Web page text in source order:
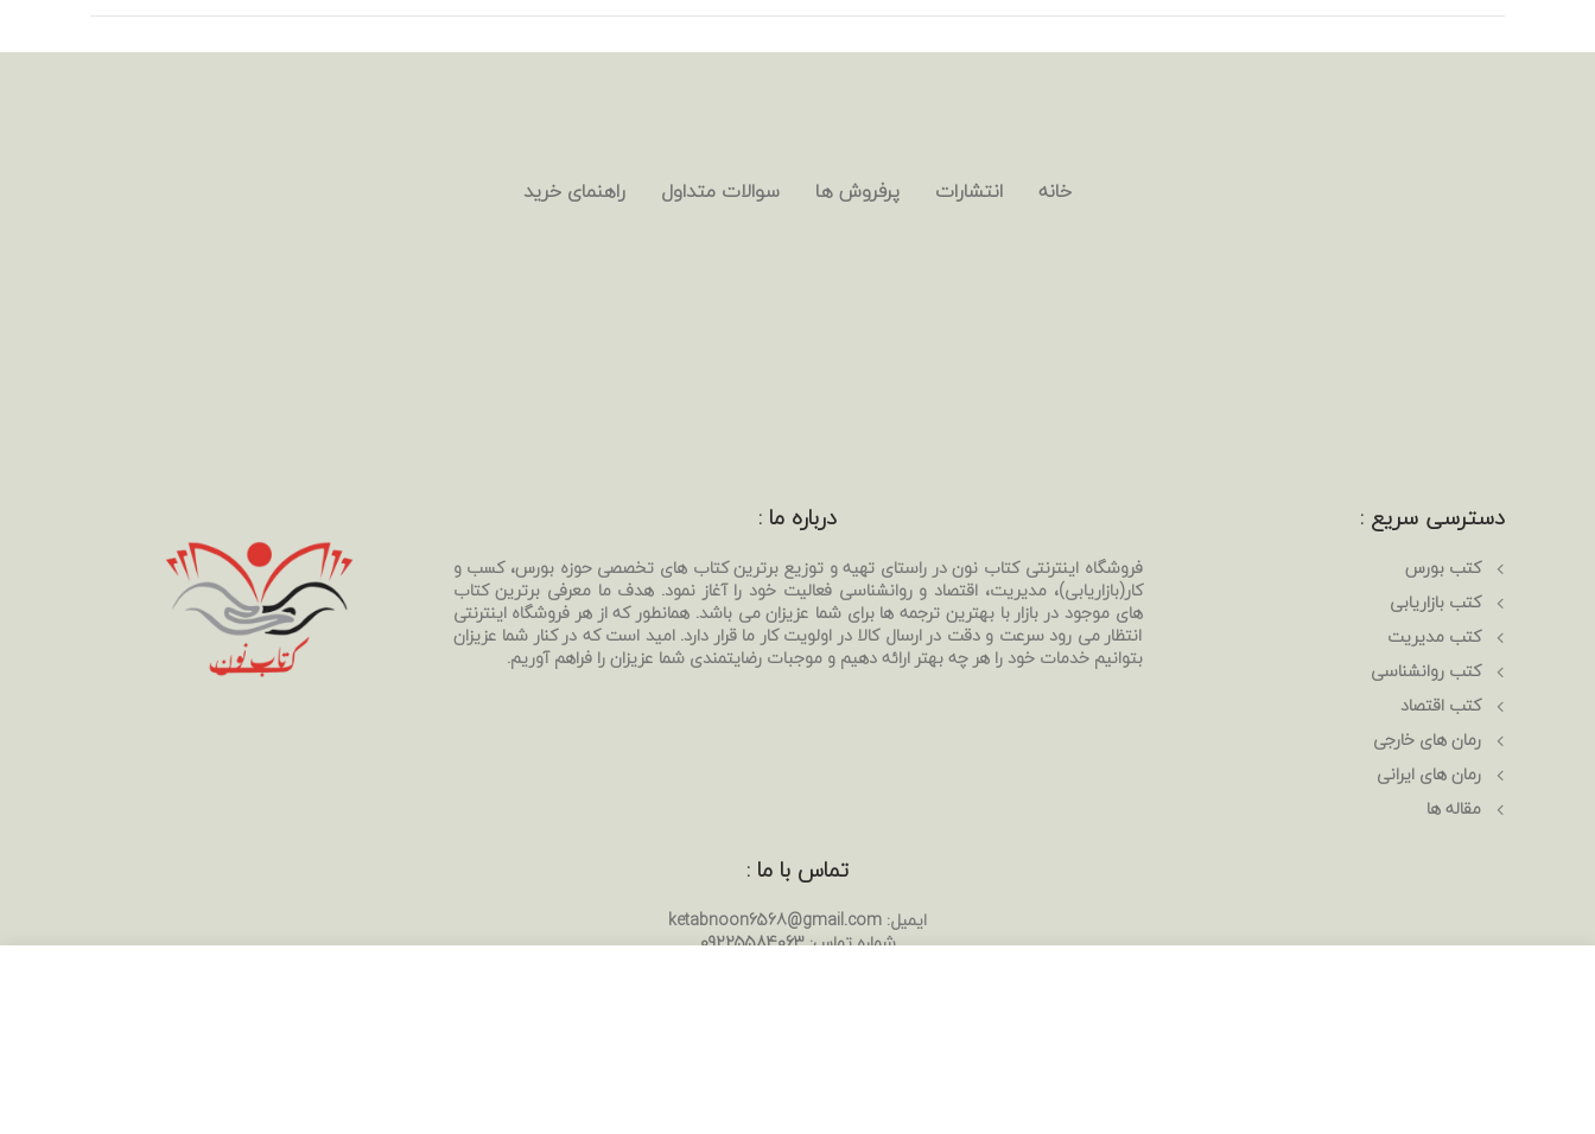
خانه انتشارات پرفروش ها سوالات متداول راهنمای خرید
درباره ما :
فروشگاه اینترنتی کتاب نون در راستای تهیه و توزیع برترین کتاب های تخصصی حوزه بورس، کسب و
کار(بازاریابی)، مدیریت، اقتصاد و روانشناسی فعالیت خود را آغاز نمود. هدف ما معرفی برترین کتاب
های موجود در بازار با بهترین ترجمه ها برای شما عزیزان می باشد. همانطور که از هر فروشگاه اینترنتی
انتظار می رود سرعت و دقت در ارسال کالا در اولویت کار ما قرار دارد. امید است که در کنار شما عزیزان
بتوانیم خدمات خود را هر چه بهتر ارائه دهیم و موجبات رضایتمندی شما عزیزان را فراهم آوریم.
دسترسی سریع :
کتب بورس
کتب بازاریابی
کتب مدیریت
کتب روانشناسی
کتب اقتصاد
رمان های خارجی
رمان های ایرانی
مقاله ها
تماس با ما :
ایمیل: ketabnoon6568@gmail.com
شماره تماس:09225584063